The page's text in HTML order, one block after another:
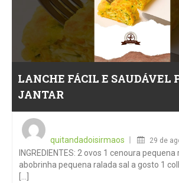
LANCHE FÁCIL E SAUDÁVEL
JANTAR
quitandadoisirmaos
29 de
INGREDIENTES: 2 ovos 1 cenoura
abobrinha pequena ralada sal a gosto 1